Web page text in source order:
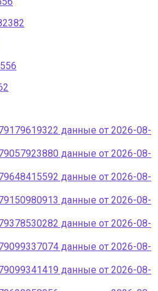
данные от 2026-08-
данные от 2026-08-
данные от 2026-08-
данные от 2026-08-
данные от 2026-08-
данные от 2026-08-
данные от 2026-08-